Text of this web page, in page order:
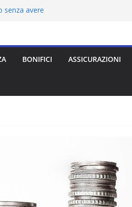
senza avere
BONIFICI ASSICURAZIONI